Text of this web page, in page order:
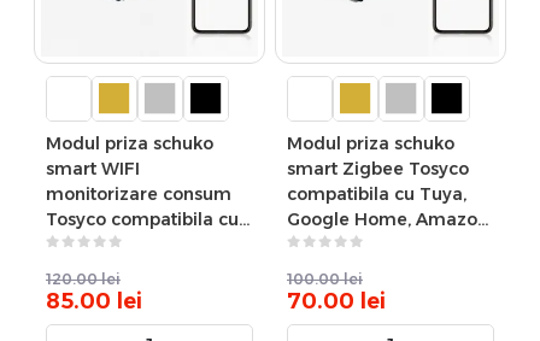
Modul priza schuko
smart WIFI
monitorizare consum
Tosyco compatibila cu
Tuya, Google Home,
Amazon Alexa
120.00 lei
85.00 lei
Modul priza schuko
smart Zigbee Tosyco
compatibila cu Tuya,
Google Home, Amazon
Alexa
100.00 lei
70.00 lei